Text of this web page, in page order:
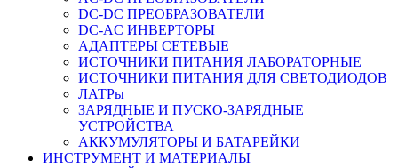
DC-DC ПРЕОБРАЗОВАТЕЛИ
DC-AC ИНВЕРТОРЫ
АДАПТЕРЫ СЕТЕВЫЕ
ИСТОЧНИКИ ПИТАНИЯ ЛАБОРАТОРНЫЕ
ИСТОЧНИКИ ПИТАНИЯ ДЛЯ СВЕТОДИОДОВ
ЛАТРы
ЗАРЯДНЫЕ И ПУСКО-ЗАРЯДНЫЕ
УСТРОЙСТВА
АККУМУЛЯТОРЫ И БАТАРЕЙКИ
ИНСТРУМЕНТ И МАТЕРИАЛЫ